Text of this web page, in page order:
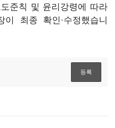
준칙 및 윤리강령에 따라
이 최종 확인·수정했습니